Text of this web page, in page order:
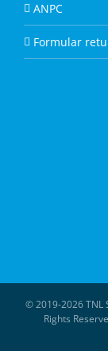
ANPC
Formular
© 2019-2026 TNL
Rights